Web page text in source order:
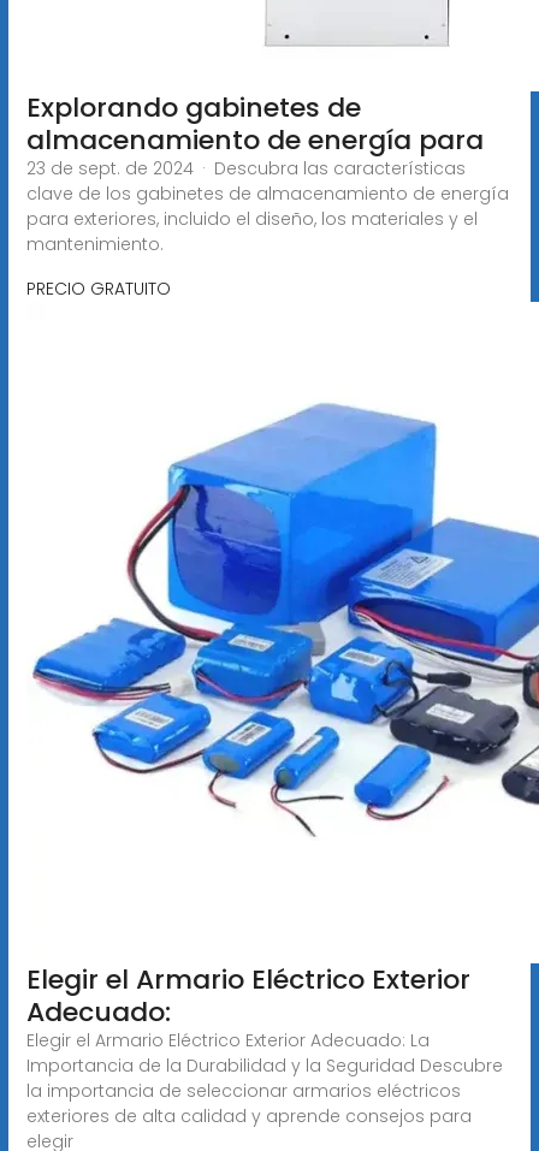
Explorando gabinetes de
almacenamiento de energía para
23 de sept. de 2024 · Descubra las características
clave de los gabinetes de almacenamiento de energía
para exteriores, incluido el diseño, los materiales y el
mantenimiento.
PRECIO GRATUITO
Elegir el Armario Eléctrico Exterior
Adecuado:
Elegir el Armario Eléctrico Exterior Adecuado: La
Importancia de la Durabilidad y la Seguridad Descubre
la importancia de seleccionar armarios eléctricos
exteriores de alta calidad y aprende consejos para
elegir